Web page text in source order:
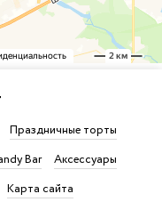
Праздничные торты
Bar
Аксессуары
Карта сайта